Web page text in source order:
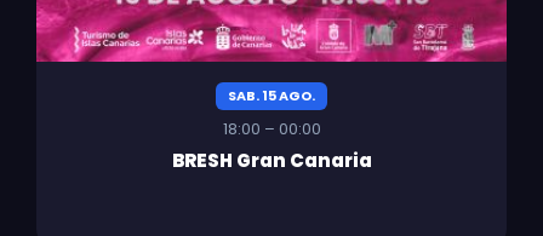
SAB. 15 AGO.
18:00 – 00:00
BRESH Gran Canaria